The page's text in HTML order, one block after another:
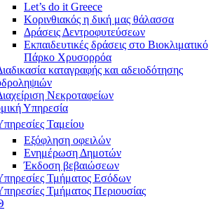
Let’s do it Greece
Kορινθιακός η δική μας θάλασσα
Δράσεις Δεντροφυτεύσεων
Εκπαιδευτικές δράσεις στο Βιοκλιματικό
Πάρκο Χρυσορρόα
καταγραφής και αδειοδότησης
Νεκροταφείων
Υπηρεσία
Ταμείου
Εξόφληση οφειλών
Ενημέρωση Δημοτών
Έκδοση βεβαιώσεων
Τμήματος Εσόδων
Τμήματος Περιουσίας